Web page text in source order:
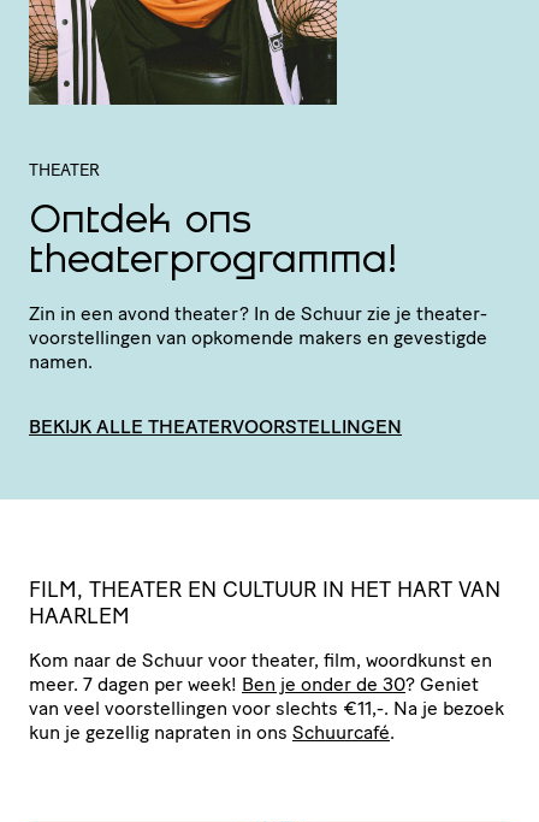
THEATER
Ontdek ons
theaterprogramma!
Zin in een avond theater? In de Schuur zie je thea­ter­
voor­stel­lingen van opkomende makers en gevestigde
namen.
BEKIJK ALLE THEATERVOORSTELLINGEN
FILM, THEATER EN CULTUUR IN HET HART VAN
HAARLEM
Kom naar de Schuur voor theater, film, woordkunst en
meer. 7 dagen per week! Ben je onder de 30? Geniet
van veel voor­stel­lingen voor slechts €11,-. Na je bezoek
kun je gezellig napraten in ons Schuurcafé.